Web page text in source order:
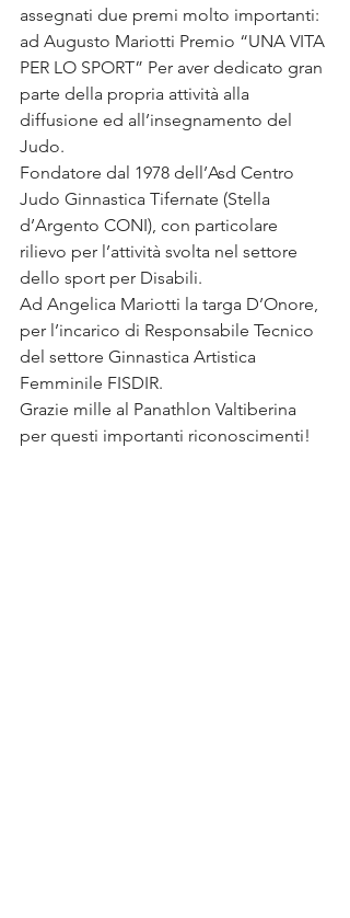
assegnati due premi molto importanti:
ad Augusto Mariotti Premio “UNA VITA
PER LO SPORT” Per aver dedicato gran
parte della propria attività alla
diffusione ed all’insegnamento del
Judo.
Fondatore dal 1978 dell’Asd Centro
Judo Ginnastica Tifernate (Stella
d’Argento CONI), con particolare
rilievo per l’attività svolta nel settore
dello sport per Disabili.
Ad Angelica Mariotti la targa D’Onore,
per l’incarico di Responsabile Tecnico
del settore Ginnastica Artistica
Femminile FISDIR.
Grazie mille al Panathlon Valtiberina
per questi importanti riconoscimenti!